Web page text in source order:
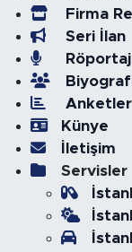
Firma
Seri İlan
Röportaj
Anketler
Künye
İletişim
Servisler